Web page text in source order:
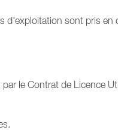
d'exploitation sont pris en
le Contrat de Licence